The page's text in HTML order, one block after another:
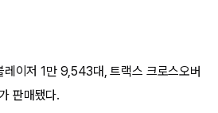
레이저 1만 9,543대, 트랙스 크로스오버
판매됐다.